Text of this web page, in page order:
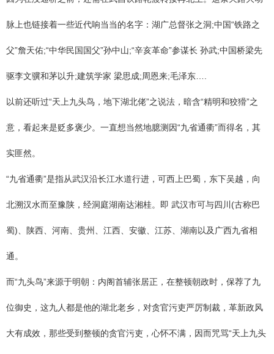
脉上也链接着一些近代响当当的名字：湖广总督张之洞;中国“铁路之
父”詹天佑;“中华民国国父”孙中山;“辛亥革命”参谋长 孙武;中国桥梁先
驱李文骥和茅以升;建筑学家 梁思成;周恩来;毛泽东….
以前还听过“天上九头鸟，地下湖北佬”之说法，暗含“精明和狡猾”之
意，看起来是贬多褒少。一直想当然地臆测因“九省通衢”而得名，其
实匪然。
“九省通衢”是指从武汉沿长江水道行进，可西上巴蜀，东下吴越，向
北溯汉水而至豫陕，经洞庭湖南达湘桂。即 武汉市可与四川(古称巴
蜀)、陕西、河南、贵州、江西、安徽、江苏、湖南以及广西九省相
通。
而“九头鸟”来源于明朝：内阁首辅张居正，在整顿朝政时，保荐了九
位御史，这九人都是他的湖北老乡，对贪官污吏严厉制裁，革新政风
大有成效，那些受到整顿的贪官污吏，心怀不满，因而咒骂“天上九头